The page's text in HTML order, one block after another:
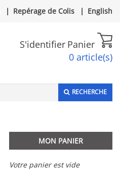
| Repérage de Colis | English
S'identifier Panier
0 article(s)
RECHERCHE
MON PANIER
Votre panier est vide